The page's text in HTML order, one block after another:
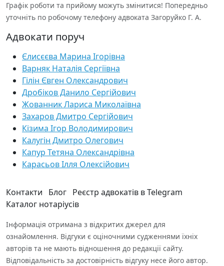
Графік роботи та прийому можуть змінитися! Попередньо
уточніть по робочому телефону адвоката Загоруйко Г. А.
Адвокати поруч
Єлисєєва Марина Ігорівна
Варняк Наталія Сергіївна
Гілін Євген Олександрович
Дробіков Данило Сергійович
Жованник Лариса Миколаївна
Захаров Дмитро Сергійович
Кізима Ігор Володимирович
Калугін Дмитро Олегович
Капур Тетяна Олександрівна
Карасьов Ілля Олексійович
Контакти Блог Реєстр адвокатів в Telegram
Каталог нотаріусів
Інформація отримана з відкритих джерел для
ознайомлення. Відгуки є оціночними судженнями їхніх
авторів та не мають відношення до редакції сайту.
Відповідальність за достовірність відгуку несе його автор.